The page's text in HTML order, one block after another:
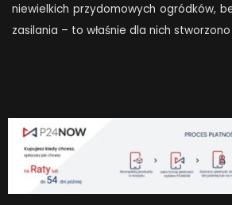
niewielkich przydomowych ogródków,
zasilania – to właśnie dla nich